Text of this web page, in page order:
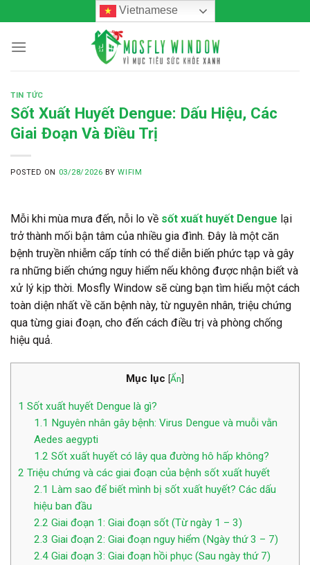
to
content
Vietnamese
TIN TỨC
Sốt Xuất Huyết Dengue: Dấu Hiệu, Các
Giai Đoạn Và Điều Trị
POSTED ON 03/28/2026 BYWIFIM
Mỗi khi mùa mưa đến, nỗi lo về sốt xuất huyết Dengue lại
trở thành mối bận tâm của nhiều gia đình. Đây là một căn
bệnh truyền nhiễm cấp tính có thể diễn biến phức tạp và gây
ra những biến chứng nguy hiểm nếu không được nhận biết và
xử lý kịp thời. Mosfly Window sẽ cùng bạn tìm hiểu một cách
toàn diện nhất về căn bệnh này, từ nguyên nhân, triệu chứng
qua từng giai đoạn, cho đến cách điều trị và phòng chống
hiệu quả.
Mục lục [Ẩn]
1 Sốt xuất huyết Dengue là gì?
1.1 Nguyên nhân gây bệnh: Virus Dengue và muỗi vằn
Aedes aegypti
1.2 Sốt xuất huyết có lây qua đường hô hấp không?
2 Triệu chứng và các giai đoạn của bệnh sốt xuất huyết
2.1 Làm sao để biết mình bị sốt xuất huyết? Các dấu
hiệu ban đầu
2.2 Giai đoạn 1: Giai đoạn sốt (Từ ngày 1 – 3)
2.3 Giai đoạn 2: Giai đoạn nguy hiểm (Ngày thứ 3 – 7)
2.4Giai đoạn 3: Giai đoạn hồi phục (Sau ngày thứ 7)